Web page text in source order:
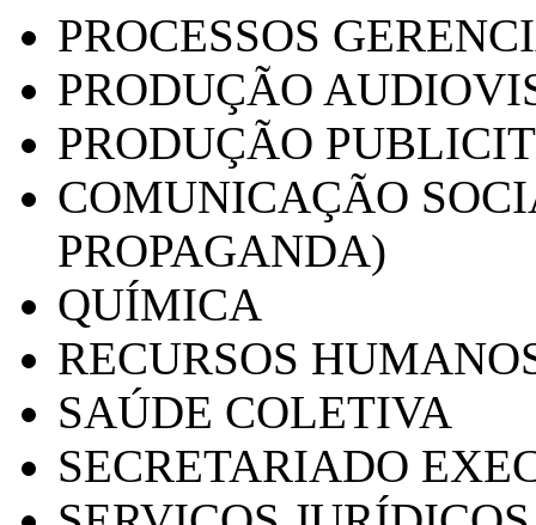
PROCESSOS
PRODUÇÃO
PRODUÇÃO
COMUNICAÇÃO
PROPAGANDA)
QUÍMICA
RECURSOS
SAÚDE COLETIVA
SECRETARIADO